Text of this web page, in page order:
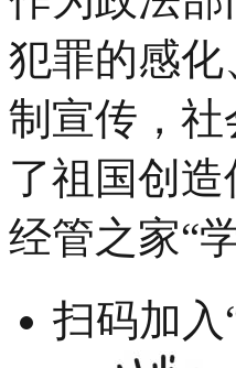
犯罪的感
制宣传，
了祖国创
经管之家“
扫码加入